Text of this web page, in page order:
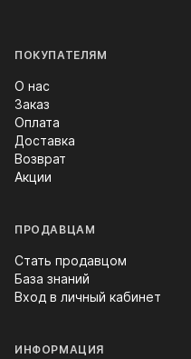
ПОКУПАТЕЛЯМ
О нас
Заказ
Оплата
Доставка
Возврат
Акции
ПРОДАВЦАМ
Стать продавцом
База знаний
Вход в личный кабинет
ИНФОРМАЦИЯ